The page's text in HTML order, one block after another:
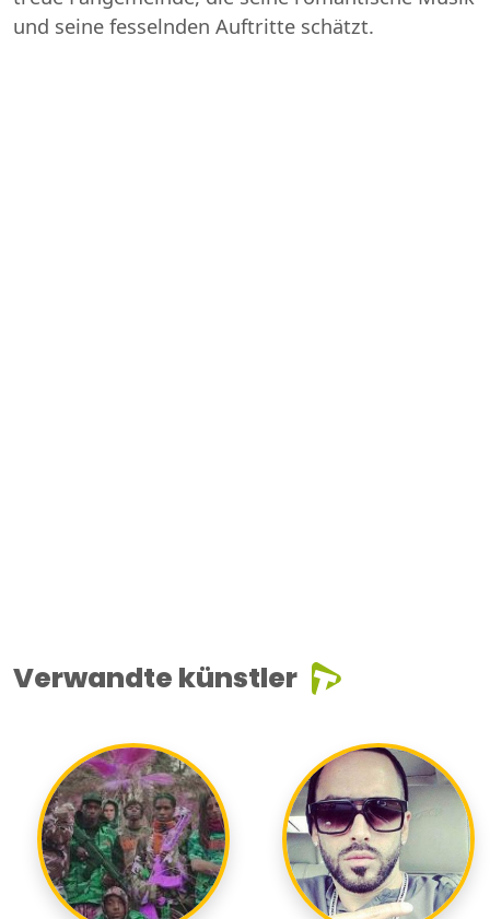
und seine fesselnden Auftritte schätzt.
Verwandte künstler